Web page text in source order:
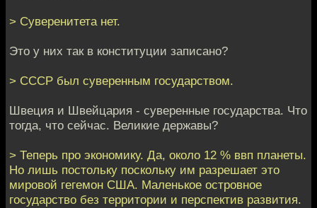
> Суверенитета нет.
Это у них так в конституции записано?
> СССР был суверенным государством.
Швеция и Швейцария - суверенные государства. Что
тогда, что сейчас. Великие державы?
> Теперь про экономику. Да, около 12 % ввп планеты.
Но лишь постольку поскольку им разрешает это
мировой гегемон США. Маленькое островное
государство без территории и перспектив развития.